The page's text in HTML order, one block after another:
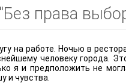
права
на работе. Ночью в
человеку города.
я и предположить не
и чувства.